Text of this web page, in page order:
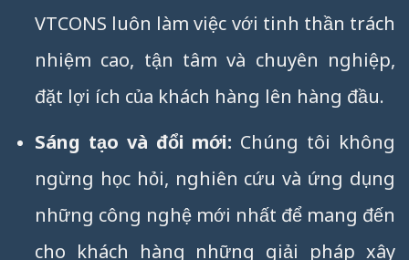
VTCONS luôn làm việc với tinh thần trách
nhiệm cao, tận tâm và chuyên nghiệp,
đặt lợi ích của khách hàng lên hàng đầu.
Sáng tạo và đổi mới: Chúng tôi không
ngừng học hỏi, nghiên cứu và ứng dụng
những công nghệ mới nhất để mang đến
cho khách hàng những giải pháp xây